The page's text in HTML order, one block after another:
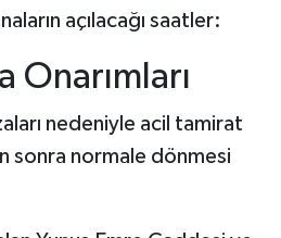
açılacağı saatler:
Onarımları
nedeniyle acil tamirat
sonra normale dönmesi